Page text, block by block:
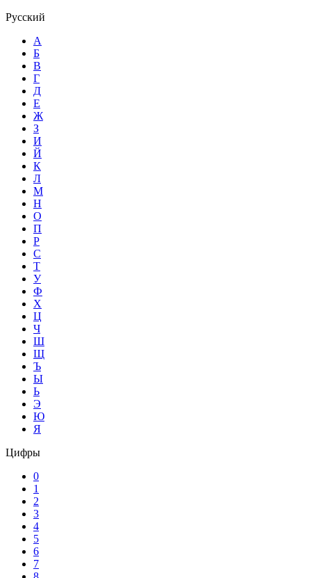
Русский
А
Б
В
Г
Д
Е
Ж
З
И
Й
К
Л
М
Н
О
П
Р
С
Т
У
Ф
Х
Ц
Ч
Ш
Щ
Ъ
Ы
Ь
Э
Ю
Я
Цифры
0
1
2
3
4
5
6
7